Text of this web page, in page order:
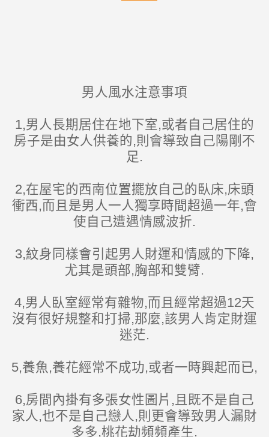
男人風水注意事項
1,男人長期居住在地下室,或者自己居住的
房子是由女人供養的,則會導致自己陽剛不
足.
2,在屋宅的西南位置擺放自己的臥床,床頭
衝西,而且是男人一人獨享時間超過一年,會
使自己遭遇情感波折.
3,紋身同樣會引起男人財運和情感的下降,
尤其是頭部,胸部和雙臂.
4,男人臥室經常有雜物,而且經常超過12天
沒有很好規整和打掃,那麼,該男人肯定財運
迷茫.
5,養魚,養花經常不成功,或者一時興起而已,
6,房間內掛有多張女性圖片,且既不是自己
家人,也不是自己戀人,則更會導致男人漏財
多多,桃花劫頻頻產生.